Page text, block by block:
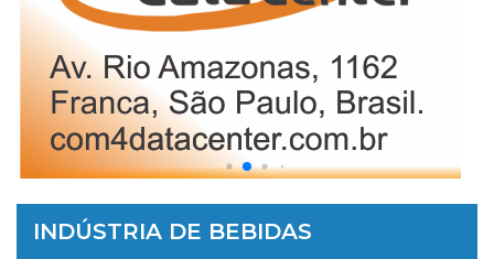
INDÚSTRIA DE BEBIDAS